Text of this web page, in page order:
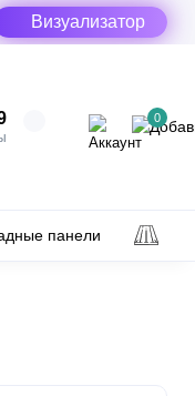
Визуализатор
0
панели